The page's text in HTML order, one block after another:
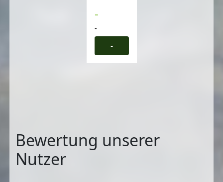
-
-
-
Bewertung unserer
Nutzer